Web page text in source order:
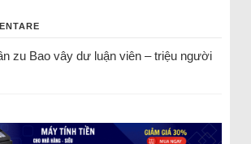
zu Bao vây dư luận viên – triệu người